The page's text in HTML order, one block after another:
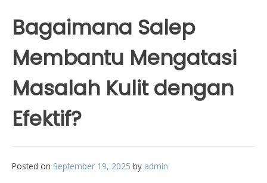
Bagaimana Salep
Membantu Mengatasi
Masalah Kulit dengan
Efektif?
Posted on September 19, 2025 by admin